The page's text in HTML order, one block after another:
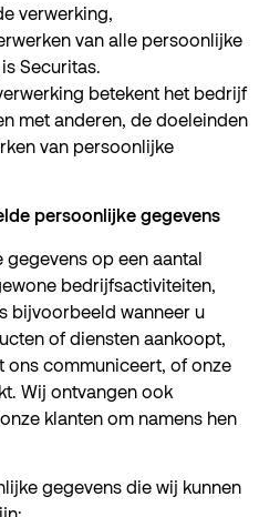
verwerking,
van alle persoonlijke
Securitas.
betekent het bedrijf
met anderen, de doeleinden
van persoonlijke
persoonlijke gegevens
op een aantal
bedrijfsactiviteiten,
bijvoorbeeld wanneer u
of diensten aankoopt,
ons communiceert, of onze
Wij ontvangen ook
klanten om namens hen
gegevens die wij kunnen